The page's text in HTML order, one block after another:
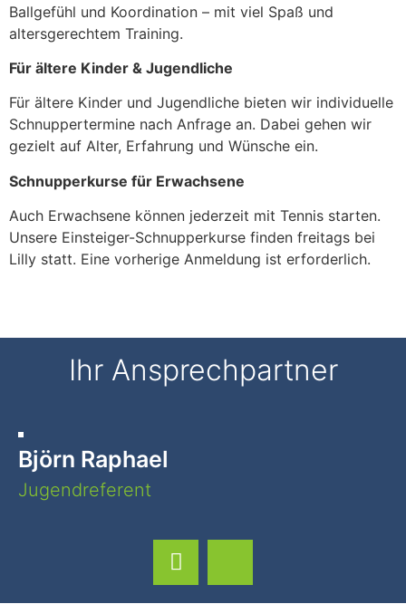
Ballgefühl und Koordination – mit viel Spaß und
altersgerechtem Training.
Für ältere Kinder & Jugendliche
Für ältere Kinder und Jugendliche bieten wir individuelle
Schnuppertermine nach Anfrage an. Dabei gehen wir
gezielt auf Alter, Erfahrung und Wünsche ein.
Schnupperkurse für Erwachsene
Auch Erwachsene können jederzeit mit Tennis starten.
Unsere Einsteiger-Schnupperkurse finden freitags bei
Lilly statt. Eine vorherige Anmeldung ist erforderlich.
Ihr Ansprechpartner
Björn Raphael
Jugendreferent